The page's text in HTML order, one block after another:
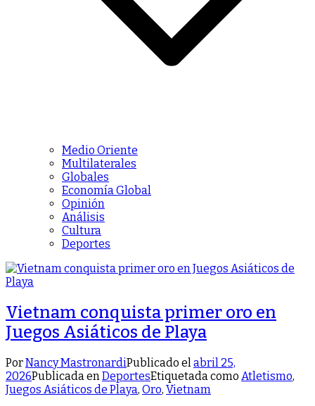
Medio Oriente
Multilaterales
Globales
Economía Global
Opinión
Análisis
Cultura
Deportes
Vietnam conquista primer oro en
Juegos Asiáticos de Playa
PorNancy MastronardiPublicado elabril 25,
2026Publicada enDeportesEtiquetada como Atletismo,
Juegos Asiáticos de Playa, Oro, Vietnam